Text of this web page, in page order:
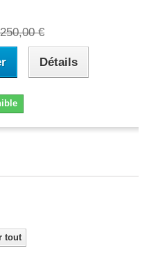
250,00 €
Détails
tout